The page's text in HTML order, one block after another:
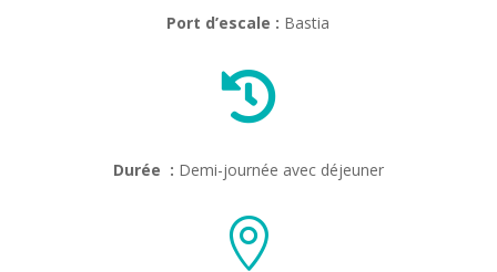
Port d’escale : Bastia

Durée : Demi-journée avec déjeuner
